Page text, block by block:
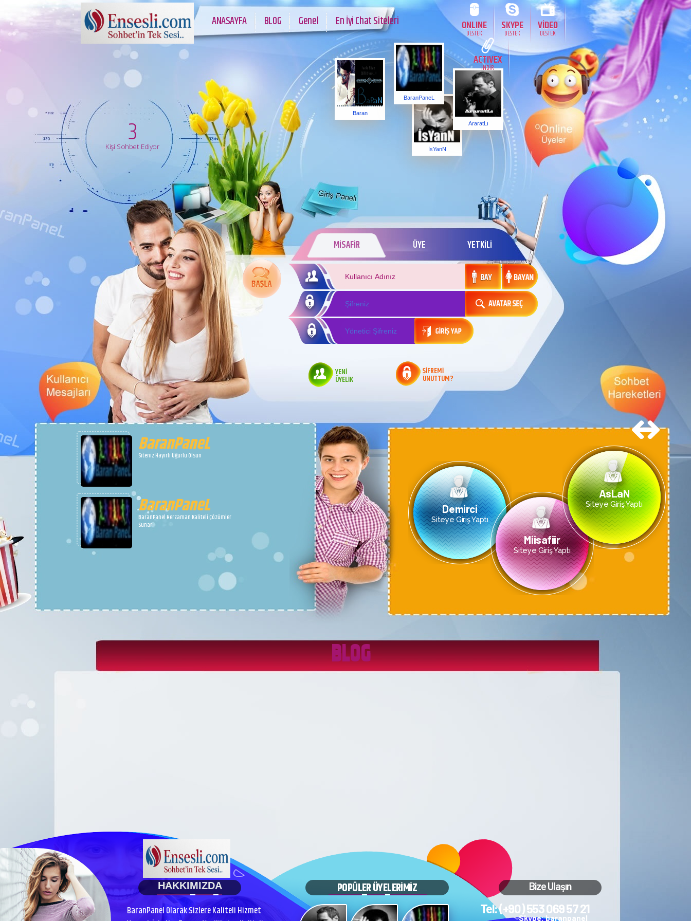
ONLINE
DESTEK
SKYPE
DESTEK
VİDEO
DESTEK
ACTIVEX
İNDİR
ANASAYFA BLOG Genel En İyi Chat Siteleri
YENİ
ÜYELİK
ŞİFREMİ
UNUTTUM?
3
Kişi Sohbet Ediyor
MİSAFİR ÜYE YETKİLİ
Baran
BaranPaneL
AraratLı
İsYanN
BaranPaneL
Siteniz Hayırlı Uğurlu Olsun
BaranPaneL
BaranPanel Herzaman Kaliteli Çözümler
Sunar
Demirci
Siteye Giriş Yaptı
Miisafiir
Siteye Giriş Yaptı
AsLaN
Siteye Giriş Yaptı
BLOG
POPÜLER ÜYELERİMİZ Bize Ulaşın
Tel: (+90) 553 069 57 21
Skype: baranpanel
HAKKIMIZDA
BaranPanel Olarak Sizlere Kaliteli Hizmet